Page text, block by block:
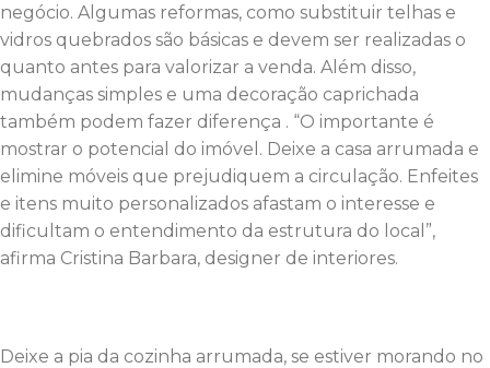
negócio. Algumas reformas, como substituir telhas e
vidros quebrados são básicas e devem ser realizadas o
quanto antes para valorizar a venda. Além disso,
mudanças simples e uma decoração caprichada
também podem fazer diferença . “O importante é
mostrar o potencial do imóvel. Deixe a casa arrumada e
elimine móveis que prejudiquem a circulação. Enfeites
e itens muito personalizados afastam o interesse e
dificultam o entendimento da estrutura do local”,
afirma Cristina Barbara, designer de interiores.
Deixe a pia da cozinha arrumada, se estiver morando no